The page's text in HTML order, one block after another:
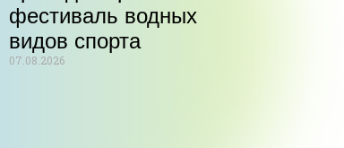
фестиваль водных
видов спорта
07.08.2026